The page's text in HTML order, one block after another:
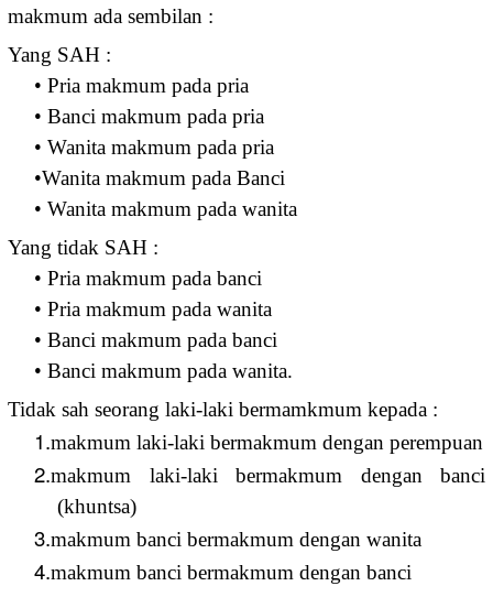
makmum ada sembilan :
Yang SAH :
• Pria makmum pada pria
• Banci makmum pada pria
• Wanita makmum pada pria
•Wanita makmum pada Banci
• Wanita makmum pada wanita
Yang tidak SAH :
• Pria makmum pada banci
• Pria makmum pada wanita
• Banci makmum pada banci
• Banci makmum pada wanita.
Tidak sah seorang laki-laki bermamkmum kepada :
1.makmum laki-laki bermakmum dengan perempuan
2.makmum laki-laki bermakmum dengan banci
(khuntsa)
3.makmum banci bermakmum dengan wanita
4.makmum banci bermakmum dengan banci